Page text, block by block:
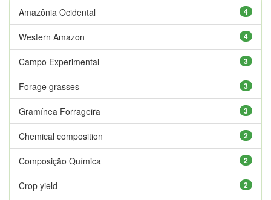
4
Amazônia Ocidental
4
Western Amazon
3
Campo Experimental
3
Forage grasses
3
Gramínea Forrageira
2
Chemical composition
2
Composição Química
2
Crop yield